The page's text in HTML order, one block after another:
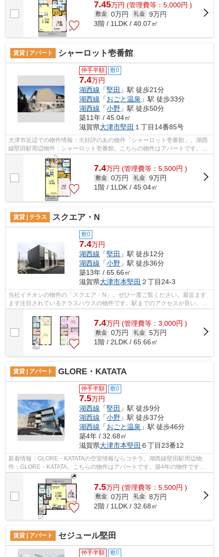
7.45万円 (管理費等：5,000円 )
敷金 0万円 礼金 9万円
3階 / 1LDK / 40.07㎡
賃貸 | アパート シャーロット壱番館
仲手半額 敷0
7.4万円
湖西線 「堅田 」駅 徒歩21分
湖西線 「おごと温泉 」駅 徒歩33分
湖西線 「小野 」駅 徒歩50分
築11年 / 45.04㎡
滋賀県大津市堅田 １丁目14番85号
大津市近辺での物件情報：大好評のあの物件「シャーロット壱番館」。湖西
線堅田駅周辺物件：シャーロット壱番館。こちらの物件はアパートです。湖
西線堅田付近の物件を多数取り扱って...
7.4万円 (管理費等：5,500円 )
敷金 0万円 礼金 9万円
1階 / 1LDK / 45.04㎡
賃貸 | テラス スクエア・N
敷0
7.4万円
湖西線 「堅田 」駅 徒歩12分
湖西線 「小野 」駅 徒歩36分
築13年 / 65.66㎡
滋賀県大津市本堅田 ２丁目24-3
当社イチオシの物件の「スクエア・N」。ぜひ一度ご覧ください。最近ます
ます注目されているテラスハウスの物件です。駅までのアクセスが良い、徒
歩12分のところに位置する物件です。環...
7.4万円 (管理費等：3,000円 )
敷金 0万円 礼金 5万円
1階 / 2LDK / 65.66㎡
賃貸 | アパート GLORE・KATATA
仲手半額 敷0
7.5万円
湖西線 「堅田 」駅 徒歩9分
湖西線 「小野 」駅 徒歩37分
湖西線 「おごと温泉 」駅 徒歩46分
築4年 / 32.68㎡
滋賀県大津市本堅田 ６丁目23番12
新着情報：GLORE・KATATAの空室情報ならコチラ。湖西線堅田駅周辺物
件：GLORE・KATATA。こちらの物件はアパートです。築4年の物件です。
メールアドレスfd@sigasaison.comまで、お気軽...
7.5万円 (管理費等：5,500円 )
敷金 0万円 礼金 8万円
2階 / 1LDK / 32.68㎡
賃貸 | アパート セジュール堅田
仲手半額 敷0